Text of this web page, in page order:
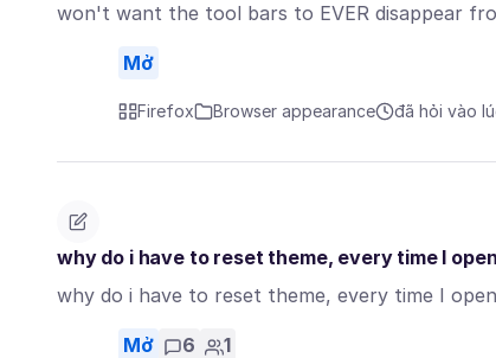
won't want the tool bars to EVER disappear
Mở
Firefox Browser appearance đã hỏi vào
why do i have to reset theme, every time I
why do i have to reset theme, every time I
Mở 6 1